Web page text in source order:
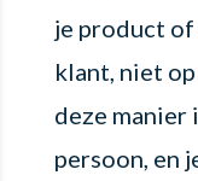
je product
klant, niet
deze manier
persoon, en